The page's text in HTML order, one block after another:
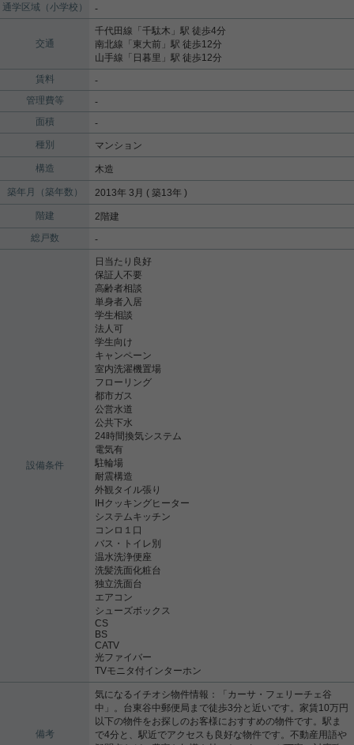
通学区域（小学校）
-
交通
千代田線 「千駄木 」駅 徒歩4分
南北線 「東大前 」駅 徒歩12分
山手線 「 日暮里 」駅 徒歩12分
賃料
-
管理費等
-
面積
-
種別
マンション
構造 木造
築年月（築年数） 2013年 3月 ( 築13年 )
階建
2階建
総戸数
-
設備条件
日当たり良好
保証人不要
高齢者相談
単身者入居
学生相談
法人可
学生向け
キャンペーン
室内洗濯機置場
フローリング
都市ガス
公営水道
公共下水
24時間換気システム
電気有
駐輪場
耐震構造
外観タイル張り
IHクッキングヒーター
システムキッチン
コンロ１口
バス・トイレ別
温水洗浄便座
洗髪洗面化粧台
独立洗面台
エアコン
シューズボックス
CS
BS
CATV
光ファイバー
TVモニタ付インターホン
備考
気になるイチオシ物件情報：「カーサ・フェリーチェ谷
中」。台東谷中郵便局まで徒歩3分と近いです。家賃10万円
以下の物件をお探しのお客様におすすめの物件です。駅ま
で4分と、駅近でアクセスも良好な物件です。不動産用語や